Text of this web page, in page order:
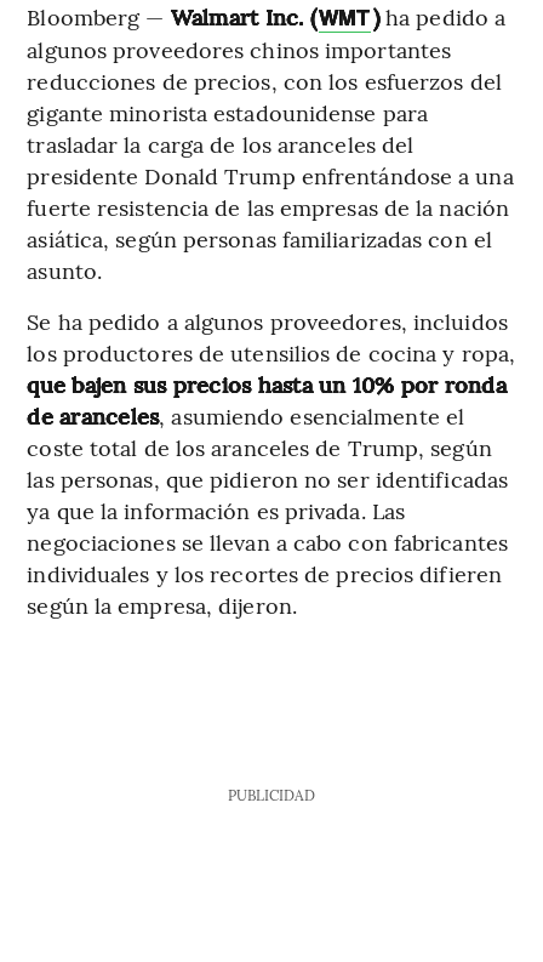
Bloomberg — Walmart Inc. (WMT)ha pedido a
algunos proveedores chinos importantes
reducciones de precios, con los esfuerzos del
gigante minorista estadounidense para
trasladar la carga de los aranceles del
presidente Donald Trump enfrentándose a una
fuerte resistencia de las empresas de la nación
asiática, según personas familiarizadas con el
asunto.
Se ha pedido a algunos proveedores, incluidos
los productores de utensilios de cocina y ropa,
que bajen sus precios hasta un 10% por ronda
de aranceles, asumiendo esencialmente el
coste total de los aranceles de Trump, según
las personas, que pidieron no ser identificadas
ya que la información es privada. Las
negociaciones se llevan a cabo con fabricantes
individuales y los recortes de precios difieren
según la empresa, dijeron.
PUBLICIDAD